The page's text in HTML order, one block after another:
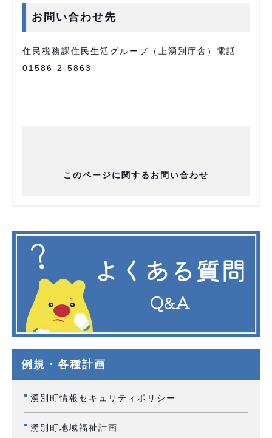
お問い合わせ先
住民税務課住民生活グループ（上湧別庁舎）電話
01586-2-5863
このページに関するお問い合わせ
例規・各種計画
湧別町情報セキュリティポリシー
湧別町地域福祉計画